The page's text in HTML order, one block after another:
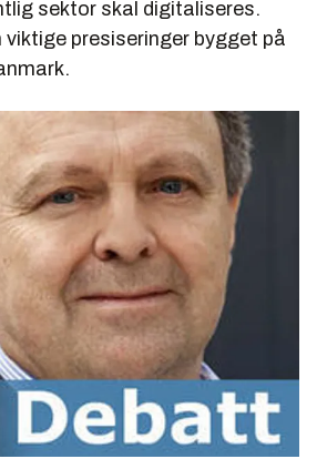
sektor skal digitaliseres.
viktige presiseringer bygget på